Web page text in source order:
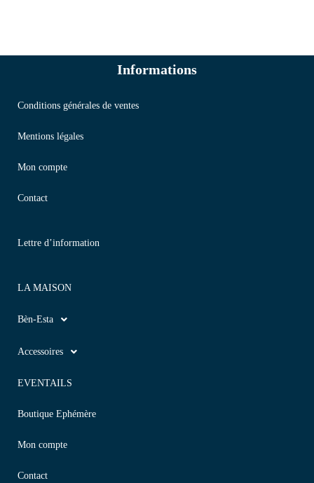
Informations
Conditions générales de ventes
Mentions légales
Mon compte
Contact
Lettre d’information
LA MAISON
Bèn-Esta
Accessoires
EVENTAILS
Boutique Ephémère
Mon compte
Contact